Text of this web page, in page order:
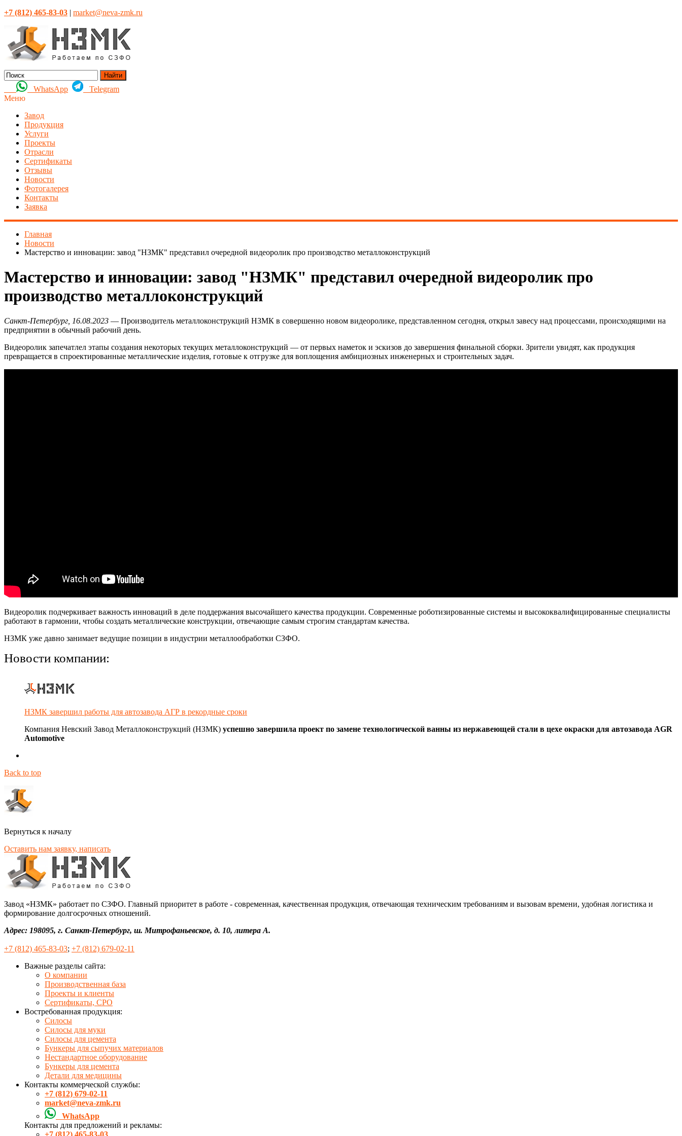
+7 (812) 465-83-03 | market@neva-zmk.ru
Найти
WhatsApp
Telegram
Меню
Завод
Продукция
Услуги
Проекты
Отрасли
Сертификаты
Отзывы
Новости
Фотогалерея
Контакты
Заявка
Главная
Новости
Мастерство и инновации: завод "НЗМК" представил очередной видеоролик про производство металлоконструкций
Мастерство и инновации: завод "НЗМК" представил очередной видеоролик про
производство металлоконструкций
Санкт-Петербург, 16.08.2023 — Производитель металлоконструкций НЗМК в совершенно новом видеоролике, представленном сегодня, открыл завесу над процессами, происходящими на
предприятии в обычный рабочий день.
Видеоролик запечатлел этапы создания некоторых текущих металлоконструкций — от первых наметок и эскизов до завершения финальной сборки. Зрители увидят, как продукция
превращается в спроектированные металлические изделия, готовые к отгрузке для воплощения амбициозных инженерных и строительных задач.
Видеоролик подчеркивает важность инноваций в деле поддержания высочайшего качества продукции. Современные роботизированные системы и высококвалифицированные специалисты
работают в гармонии, чтобы создать металлические конструкции, отвечающие самым строгим стандартам качества.
НЗМК уже давно занимает ведущие позиции в индустрии металлообработки СЗФО.
Новости компании:
НЗМК завершил работы для автозавода АГР в рекордные сроки
Компания Невский Завод Металлоконструкций (НЗМК) успешно завершила проект по замене технологической ванны из нержавеющей стали в цехе окраски для автозавода AGR
Automotive
Back to top
Вернуться к началу
Оставить нам заявку, написать
Завод «НЗМК» работает по СЗФО. Главный приоритет в работе - современная, качественная продукция, отвечающая техническим требованиям и вызовам времени, удобная логистика и
формирование долгосрочных отношений.
Адрес: 198095, г. Санкт-Петербург, ш. Митрофаньевское, д. 10, литера А.
+7 (812) 465-83-03; +7 (812) 679-02-11
Важные разделы сайта:
О компании
Производственная база
Проекты и клиенты
Сертификаты, СРО
Востребованная продукция:
Силосы
Силосы для муки
Силосы для цемента
Бункеры для сыпучих материалов
Нестандартное оборудование
Бункеры для цемента
Детали для медицины
Контакты коммерческой службы:
+7 (812) 679-02-11
market@neva-zmk.ru
WhatsApp
Контакты для предложений и рекламы:
+7 (812) 465-83-03